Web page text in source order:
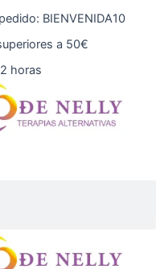
BIENVENIDA10
a 50€
horas